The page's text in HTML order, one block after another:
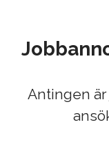
Antingen